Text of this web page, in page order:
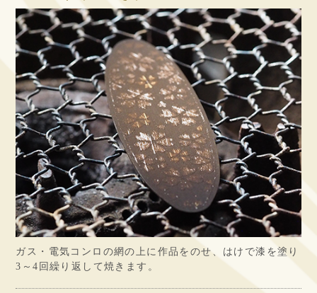
ガス・電気コンロの網の上に作品をのせ、はけで漆を塗り
3～4回繰り返して焼きます。